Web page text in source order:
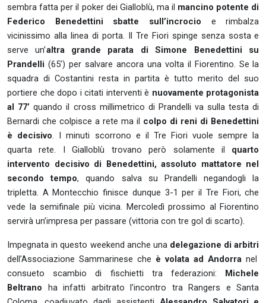
sembra fatta per il poker dei Gialloblù, ma il mancino potente di
Federico Benedettini sbatte sull’incrocio e rimbalza
vicinissimo alla linea di porta. Il Tre Fiori spinge senza sosta e
serve un’altra grande parata di Simone Benedettini su
Prandelli (65’) per salvare ancora una volta il Fiorentino. Se la
squadra di Costantini resta in partita è tutto merito del suo
portiere che dopo i citati interventi è nuovamente protagonista
al 77’quando il cross millimetrico di Prandelli va sulla testa di
Bernardi che colpisce a rete ma il colpo di reni di Benedettini
è decisivo
I minuti scorrono e il Tre Fiori vuole sempre la
quarta rete. I Gialloblù trovano però solamente il quarto
intervento decisivo di Benedettini, assoluto mattatore nel
secondo tempo, quando salva su Prandelli negandogli la
tripletta. A Montecchio finisce dunque 3-1 per il Tre Fiori, che
vede la semifinale più vicina. Mercoledì prossimo al Fiorentino
servirà un’impresa per passare (vittoria con tre gol di scarto).
Impegnata in questo weekend anche una delegazione di arbitri
dell’Associazione Sammarinese che è volata ad Andorra nel
consueto scambio di fischietti tra federazioni: Michele
Beltrano ha infatti arbitrato l’incontro tra Rangers e Santa